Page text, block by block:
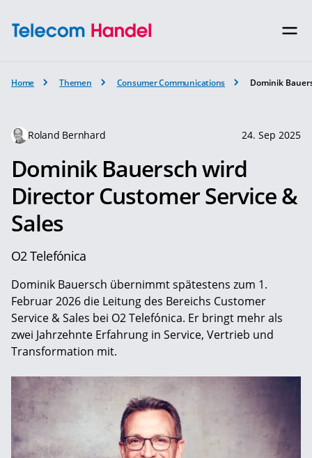
Home Themen Consumer Communications Dominik
Roland Bernhard 24. Sep 2025
Dominik Bauersch wird
Director Customer Service &
Sales
O2 Telefónica
Dominik Bauersch übernimmt spätestens zum 1.
Februar 2026 die Leitung des Bereichs Customer
Service & Sales bei O2 Telefónica. Er bringt mehr als
zwei Jahrzehnte Erfahrung in Service, Vertrieb und
Transformation mit.